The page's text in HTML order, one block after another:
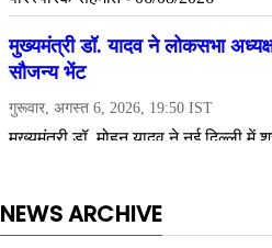
NEWS ARCHIVE